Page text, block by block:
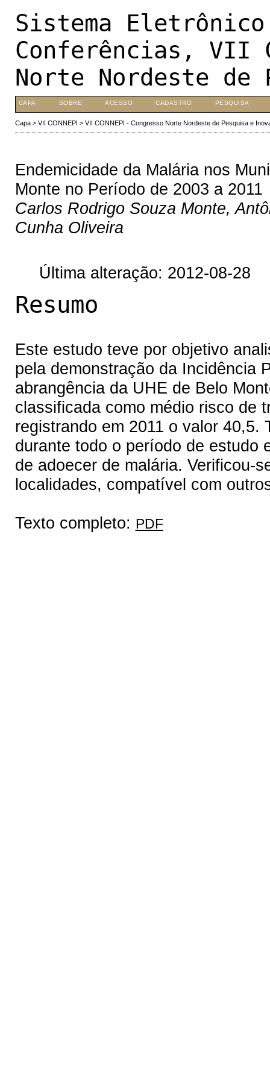
Sistema
Conferências, VII
Norte Nordeste de
CAPA SOBRE ACESSO CADASTRO PESQUISA
Capa> VII CONNEPI > VII CONNEPI - Congresso Norte Nordeste de Pesquisa e
Endemicidade da Malária nos
Monte no Período de 2003 a 2011
Carlos Rodrigo Souza Monte,
Cunha Oliveira
Última alteração: 2012-08-28
Resumo
Este estudo teve por objetivo
pela demonstração da Incidência
abrangência da UHE de Belo
classificada como médio risco de
registrando em 2011 o valor 40,5.
durante todo o período de estudo
de adoecer de malária. Verificou-
localidades, compatível com
Texto completo: PDF